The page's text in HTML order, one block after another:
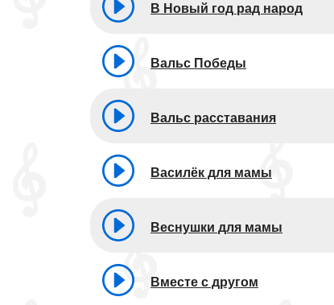
В Новый год рад народ
Вальс Победы
Вальс расставания
Василёк для мамы
Веснушки для мамы
Вместе с другом